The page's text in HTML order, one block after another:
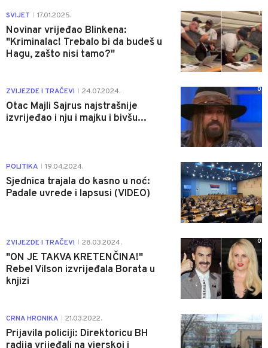
SVIJET 17.01.2025.
Novinar vrijeđao Blinkena:
"Kriminalac! Trebalo bi da budeš u
Hagu, zašto nisi tamo?"
1
ZVIJEZDE I TRAČEVI 24.07.2024.
Otac Majli Sajrus najstrašnije
izvrijeđao i nju i majku i bivšu...
0
POLITIKA 19.04.2024.
Sjednica trajala do kasno u noć:
Padale uvrede i lapsusi (VIDEO)
0
ZVIJEZDE I TRAČEVI 28.03.2024.
"ON JE TAKVA KRETENČINA!"
Rebel Vilson izvrijeđala Borata u
knjizi
0
CRNA HRONIKA 21.03.2022.
Prijavila policiji: Direktoricu BH
0